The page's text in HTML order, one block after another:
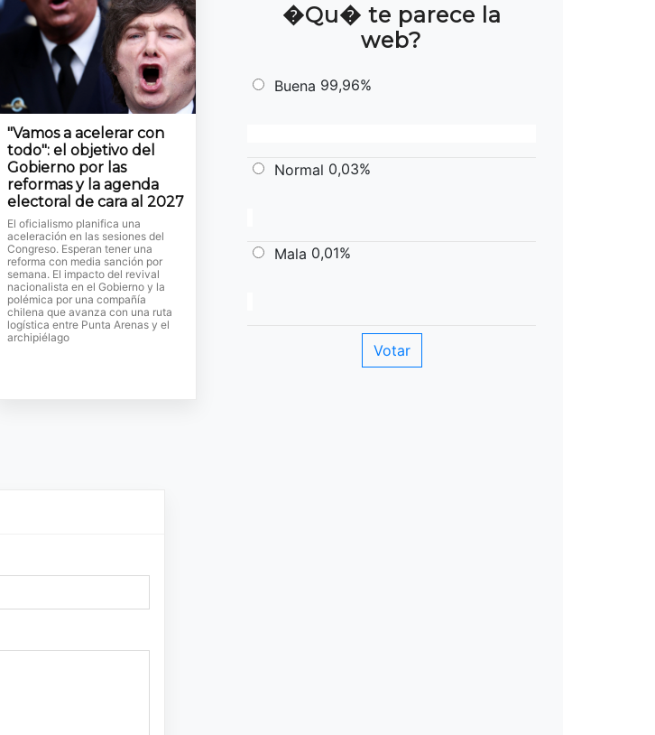
"Vamos a acelerar con
todo": el objetivo del
Gobierno por las
reformas y la agenda
electoral de cara al 2027
El oficialismo planifica una
aceleración en las sesiones del
Congreso. Esperan tener una
reforma con media sanción por
semana. El impacto del revival
nacionalista en el Gobierno y la
polémica por una compañía
chilena que avanza con una ruta
logística entre Punta Arenas y el
archipiélago
�Qu� te parece la
web?
Buena 99,96%
Normal 0,03%
Mala 0,01%